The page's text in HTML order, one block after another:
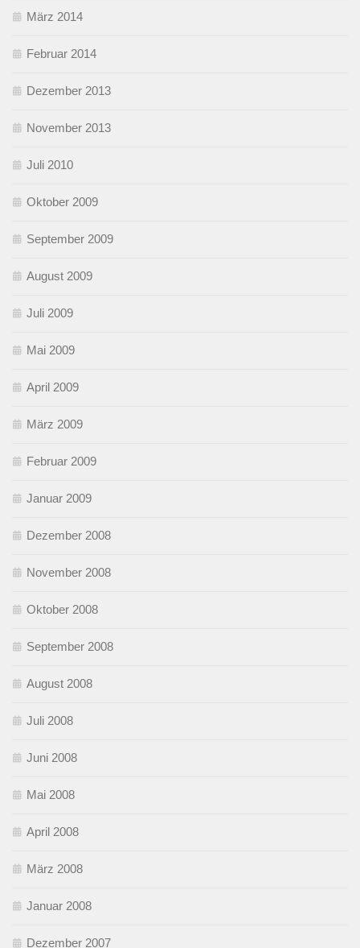
März 2014
Februar 2014
Dezember 2013
November 2013
Juli 2010
Oktober 2009
September 2009
August 2009
Juli 2009
Mai 2009
April 2009
März 2009
Februar 2009
Januar 2009
Dezember 2008
November 2008
Oktober 2008
September 2008
August 2008
Juli 2008
Juni 2008
Mai 2008
April 2008
März 2008
Januar 2008
Dezember 2007